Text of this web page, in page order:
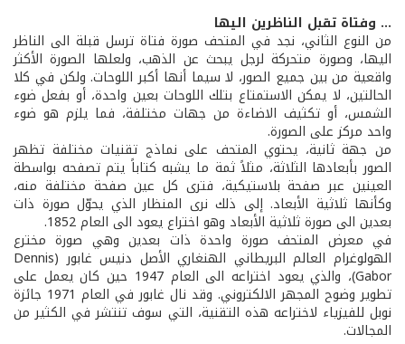
... وفتاة تقبل الناظرين اليها
من النوع الثاني، نجد في المتحف صورة فتاة ترسل قبلة الى الناظر
اليها، وصورة متحركة لرجل يبحث عن الذهب، ولعلها الصورة الأكثر
واقعية من بين جميع الصور، لا سيما أنها أكبر اللوحات. ولكن في كلا
الحالتين، لا يمكن الاستمتاع بتلك اللوحات بعين واحدة، أو بفعل ضوء
الشمس، أو تكثيف الاضاءة من جهات مختلفة، فما يلزم هو ضوء
واحد مركز على الصورة.
من جهة ثانية، يحتوي المتحف على نماذج تقنيات مختلفة تظهر
الصور بأبعادها الثلاثة، مثلاً ثمة ما يشبه كتاباً يتم تصفحه بواسطة
العينين عبر صفحة بلاستيكية، فترى كل عين صفحة مختلفة منه،
وكأنها ثلاثية الأبعاد. إلى ذلك نرى المنظار الذي يحوّل صورة ذات
بعدين الى صورة ثلاثية الأبعاد وهو اختراع يعود الى العام 1852.
في معرض المتحف صورة واحدة ذات بعدين وهي صورة مخترع
الهولوغرام العالم البريطاني الهنغاري الأصل دنيس غابور (Dennis
Gabor)، والذي يعود اختراعه الى العام 1947 حين كان يعمل على
تطوير وضوح المجهر الالكتروني. وقد نال غابور في العام 1971 جائزة
نوبل للفيزياء لاختراعه هذه التقنية، التي سوف تنتشر في الكثير من
المجالات.